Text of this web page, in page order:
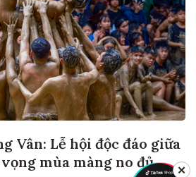
Vân: Lễ hội độc đáo giữa
mùa màng no đủ
✕